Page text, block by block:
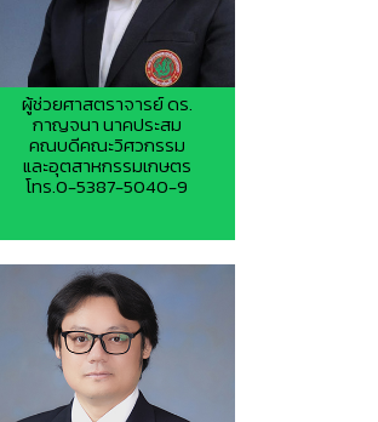
ผู้ช่วยศาสตราจารย์ ดร.
กาญจนา นาคประสม
คณบดีคณะวิศวกรรม
และอุตสาหกรรมเกษตร
โทร.0-5387-5040-9